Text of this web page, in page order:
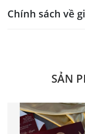
Chính sách về
Quý khách vui lòng
SẢN